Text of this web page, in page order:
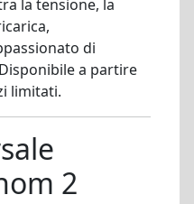
la tensione, la
di
a partire
limitati.
2